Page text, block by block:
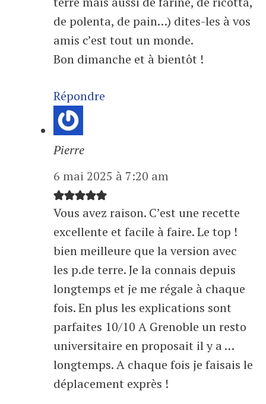
de polenta, de pain…) dites-les à vos
amis c’est tout un monde.
Bon dimanche et à bientôt !
Répondre
Pierre
6 mai 2025 à 7:20 am
Vous avez raison. C’est une recette
excellente et facile à faire. Le top !
bien meilleure que la version avec
les p.de terre. Je la connais depuis
longtemps et je me régale à chaque
fois. En plus les explications sont
parfaites 10/10 A Grenoble un resto
universitaire en proposait il y a …
longtemps. A chaque fois je faisais le
déplacement exprès !